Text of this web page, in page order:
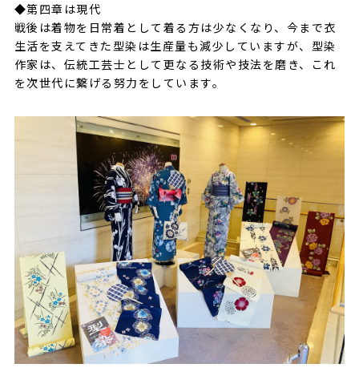
◆第四章は現代
戦後は着物を日常着として着る方は少なくなり、今まで衣
生活を支えてきた型染は生産量も減少していますが、型染
作家は、伝統工芸士として更なる技術や技法を磨き、これ
を次世代に繋げる努力をしています。